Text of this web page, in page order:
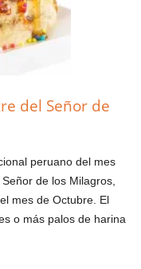
del Señor de
peruano del mes
de los Milagros,
mes de Octubre. El
o más palos de harina